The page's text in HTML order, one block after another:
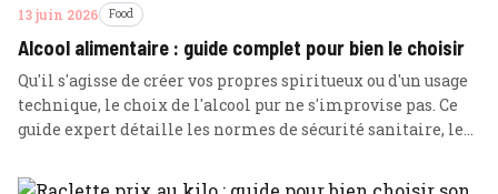
13 juin 2026 Food
Alcool alimentaire : guide complet pour bien le choisir
Qu'il s'agisse de créer vos propres spiritueux ou d'un usage
technique, le choix de l'alcool pur ne s'improvise pas. Ce
guide expert détaille les normes de sécurité sanitaire, les